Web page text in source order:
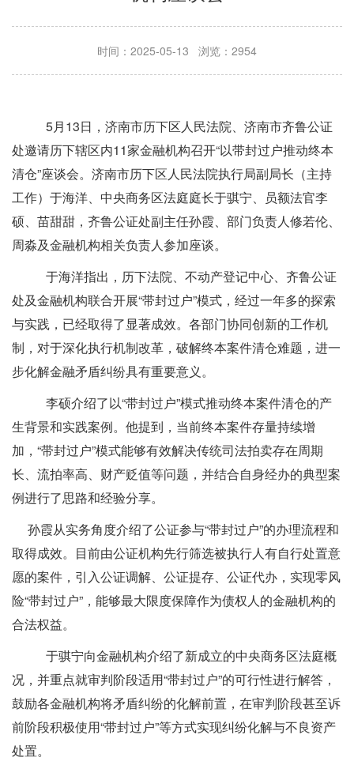
时间：2025-05-13 浏览：2954
5月13日，济南市历下区人民法院、济南市齐鲁公证
处邀请历下辖区内11家金融机构召开“以带封过户推动终本
清仓”座谈会。济南市历下区人民法院执行局副局长 （主持
工作）于海洋、中央商务区法庭庭长于骐宁、员额法官李
硕、苗甜甜，齐鲁公证处副主任孙霞、部门负责人修若伦、
周淼及金融机构相关负责人参加座谈。
于海洋指出，历下法院、不动产登记中心、齐鲁公证
处及金融机构联合开展“带封过户”模式，经过一年多的探索
与实践，已经取得了显著成效。各部门协同创新的工作机
制，对于深化执行机制改革，破解终本案件清仓难题，进一
步化解金融矛盾纠纷具有重要意义。
李硕介绍了以“带封过户”模式推动终本案件清仓的产
生背景和实践案例。他提到，当前终本案件存量持续增
加，“带封过户”模式能够有效解决传统司法拍卖存在周期
长、流拍率高、财产贬值等问题，并结合自身经办的典型案
例进行了思路和经验分享。
孙霞从实务角度介绍了公证参与“带封过户”的办理流程和
取得成效。目前由公证机构先行筛选被执行人有自行处置意
愿的案件，引入公证调解、公证提存、公证代办，实现零风
险“带封过户”，能够最大限度保障作为债权人的金融机构的
合法权益。
于骐宁向金融机构介绍了新成立的中央商务区法庭概
况，并重点就审判阶段适用“带封过户”的可行性进行解答，
鼓励各金融机构将矛盾纠纷的化解前置，在审判阶段甚至诉
前阶段积极使用“带封过户”等方式实现纠纷化解与不良资产
处置。